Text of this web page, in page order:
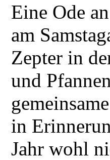
Eine Ode
am
Zepter in
und
in
Jahr wohl